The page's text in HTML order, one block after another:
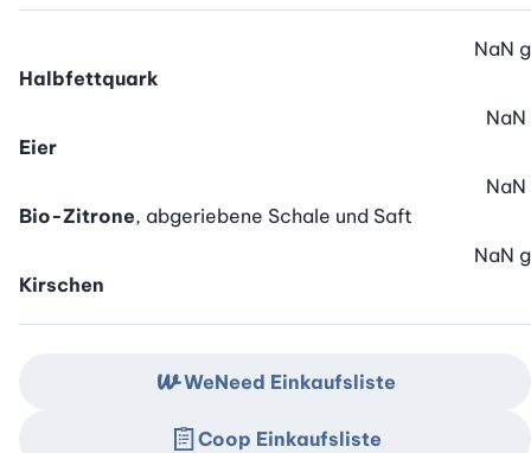
Halbfettquark
NaN g
Eier
NaN
Bio-Zitrone, abgeriebene Schale und Saft
NaN
Kirschen
NaN g
WeNeed Einkaufsliste
Coop Einkaufsliste